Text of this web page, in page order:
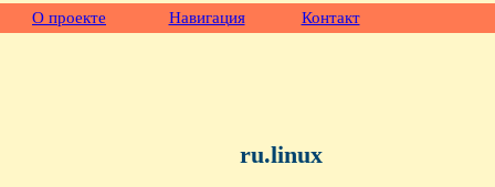
О проекте Навигация Контакт
ru.linux